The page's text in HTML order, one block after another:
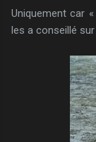
Uniquement car
les a conseillé sur